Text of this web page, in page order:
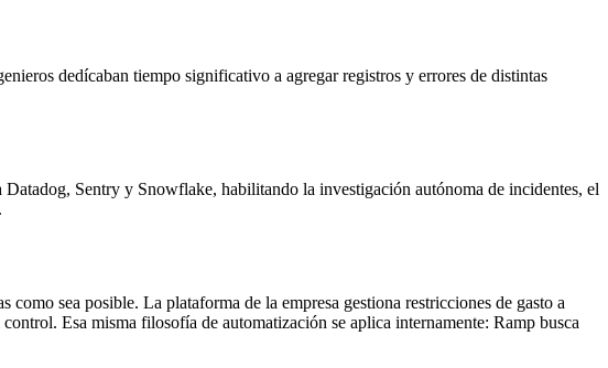
dedícaban tiempo significativo a agregar registros y errores de distintas
Sentry y Snowflake, habilitando la investigación autónoma de incidentes, el
sea posible. La plataforma de la empresa gestiona restricciones de gasto a
Esa misma filosofía de automatización se aplica internamente: Ramp busca